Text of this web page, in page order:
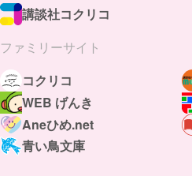
講談社コクリコ
ファミリーサイト
コクリコ
WEB げんき
Aneひめ.net
青い鳥文庫